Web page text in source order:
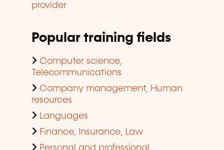
provider
Popular training fields
Computer science,
Telecommunications
Company management, Human
resources
Languages
Finance, Insurance, Law
Personal and professional